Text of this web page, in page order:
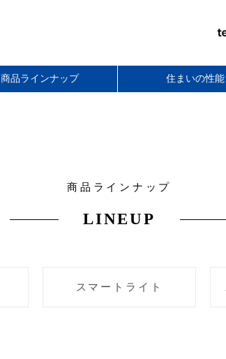
商品ラインナップ 住まいの性能
商品ラインナップ
LINEUP
スマートライト